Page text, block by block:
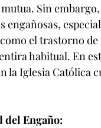
Sin
engañosas,
el trastorno
habitual. En
la Iglesia Católica
del Engaño: